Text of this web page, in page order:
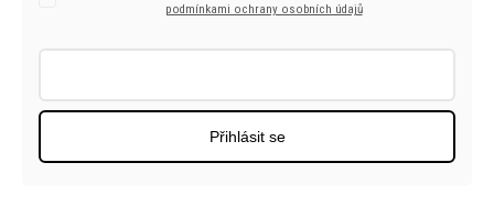
podmínkami ochrany osobních údajů
Přihlásit se